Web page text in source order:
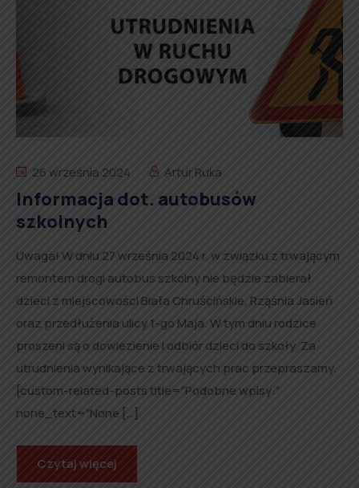
26 września 2024 Artur Ruka
Informacja dot. autobusów
szkolnych
Uwaga! W dniu 27 września 2024 r. w związku z trwającym
remontem drogi autobus szkolny nie będzie zabierał
dzieci z miejscowości Biała Chruścińskie, Rząśnia Jasień
oraz przedłużenia ulicy 1-go Maja. W tym dniu rodzice
proszeni są o dowiezienie i odbiór dzieci do szkoły. Za
utrudnienia wynikające z trwających prac przepraszamy.
[custom-related-posts title=”Podobne wpisy:”
none_text=”None […]
Czytaj więcej